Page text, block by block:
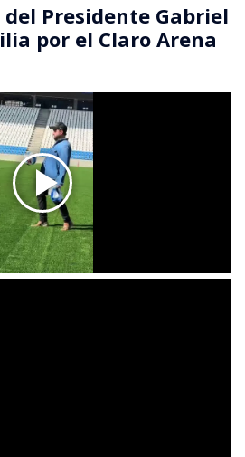
Presidente Gabriel
por el Claro Arena